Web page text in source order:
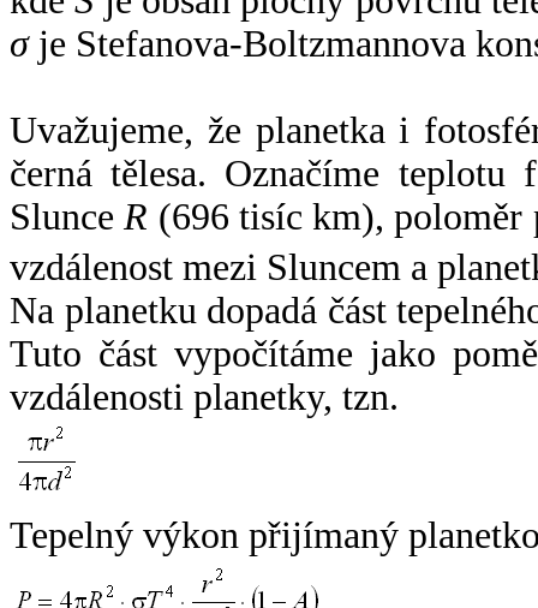
σje Stefanova-Boltzmannova
Uvažujeme, že planetka i
černá tělesa. Označíme
SlunceR (696 tisíc km),
vzdálenost mezi Sluncem a
Na planetku dopadá část
Tuto část vypočítáme jako
vzdálenosti planetky, tzn.
Tepelný výkon přijímaný